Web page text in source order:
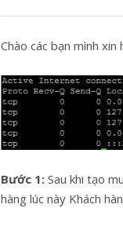
Chào các bạn mình
Bước 1: Sau khi tạo
hàng lúc này Khách